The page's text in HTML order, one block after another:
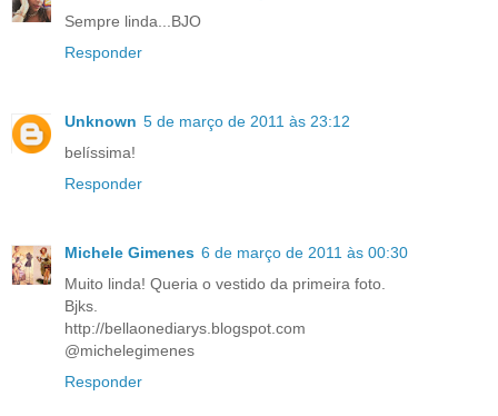
Sempre linda...BJO
Responder
Unknown 5 de março de 2011 às 23:12
belíssima!
Responder
Michele Gimenes 6 de março de 2011 às 00:30
Muito linda! Queria o vestido da primeira foto.
Bjks.
http://bellaonediarys.blogspot.com
@michelegimenes
Responder